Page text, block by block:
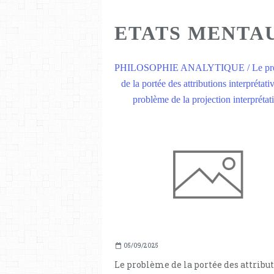
ETATS
PHILOSOPHIE ANALYTIQUE / Le
de la portée des attributions
problème de la projection
05/09/2025
Le problème de la portée des